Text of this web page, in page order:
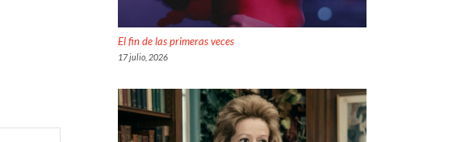
El fin de las primeras veces
17 julio, 2026